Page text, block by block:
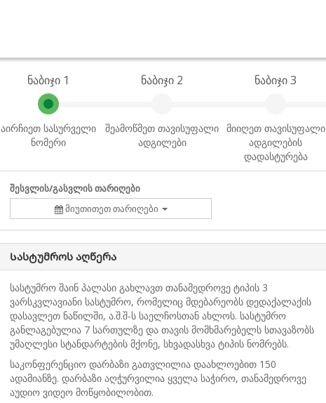
ნაბიჯი 1
აირჩიეთ სასურველი
ნომერი
ნაბიჯი 2
შეამოწმეთ თავისუფალი
ადგილები
ნაბიჯი 3
მიიღეთ თავისუფალი
ადგილების
დადასტურება
შესვლის/გასვლის თარიღები
მიუთითეთ თარიღები
Სასტუმროს აღწერა
სასტუმრო შაინ პალასი გახლავთ თანამედროვე ტიპის 3
ვარსკვლავიანი სასტუმრო, რომელიც მდებარეობს დედაქალაქის
დასავლეთ ნაწილში, ა.შ.შ-ს საელჩოსთან ახლოს. სასტუმრო
განლაგებულია 7 სართულზე და თავის მომხმარებელს სთავაზობს
უმაღლესი სტანდარტების მქონე, სხვადასხვა ტიპის ნომრებს.
საკონფერენციო დარბაზი გათვლილია დაახლოებით 150
ადამიანზე. დარბაზი აღჭურვილია ყველა საჭირო, თანამედროვე
აუდიო ვიდეო მოწყობილობით.